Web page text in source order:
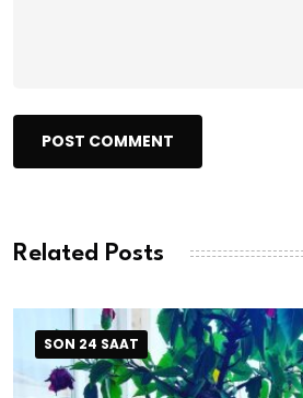
POST COMMENT
Related Posts
SON 24 SAAT